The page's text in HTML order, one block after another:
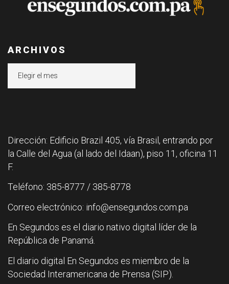
ARCHIVOS
Dirección: Edificio Brazil 405, vía Brasil, entrando por
la Calle del Agua (al lado del Idaan), piso 11, oficina 11
F.
Teléfono: 385-8777 / 385-8778
Correo electrónico: info@ensegundos.com.pa
En Segundos es el diario nativo digital líder de la
República de Panamá.
El diario digital En Segundos es miembro de la
Sociedad Interamericana de Prensa (SIP).